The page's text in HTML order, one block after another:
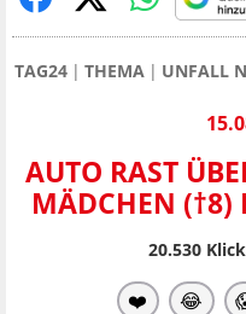
TAG24 THEMA UNFALL
AUTO RAST
MÄDCHEN (†8)
20.530
❤️ 😂